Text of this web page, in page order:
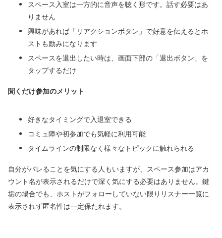
スペース入室は一方的に音声を聴く形です。話す必要はあ
りません
興味があれば「リアクションボタン」で好意を伝えるとホ
ストも励みになります
スペースを退出したい時は、画面下部の「退出ボタン」を
タップするだけ
聞くだけ参加のメリット
好きなタイミングで入退室できる
コミュ障や初参加でも気軽に利用可能
タイムラインの制限なく様々なトピックに触れられる
自分がバレることを気にする人もいますが、スペース参加はアカ
ウント名が表示されるだけで深く気にする必要はありません。鍵
垢の場合でも、ホストがフォローしていない限りリスナー一覧に
表示されず匿名性は一定保たれます。